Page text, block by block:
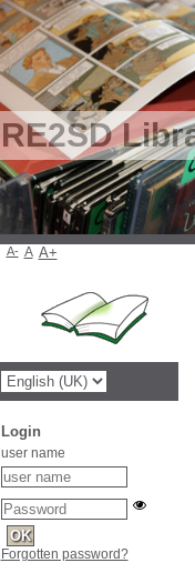
RE2SD
A- A A+
Login
user name
Forgotten password?